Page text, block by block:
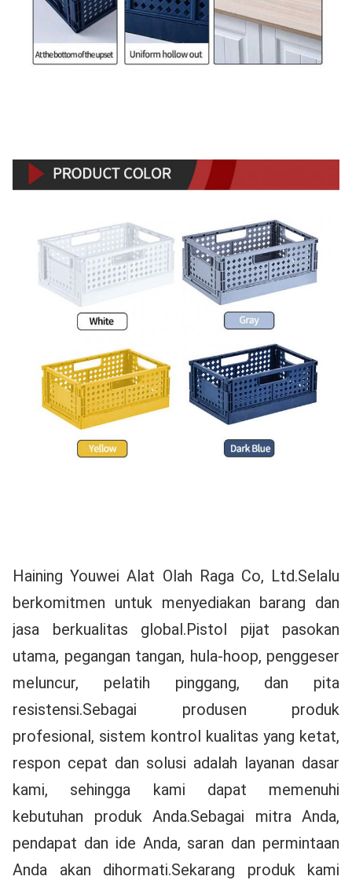
Haining Youwei Alat Olah Raga Co, Ltd.Selalu
berkomitmen untuk menyediakan barang dan
jasa berkualitas global.Pistol pijat pasokan
utama, pegangan tangan, hula-hoop, penggeser
meluncur, pelatih pinggang, dan pita
resistensi.Sebagai produsen produk
profesional, sistem kontrol kualitas yang ketat,
respon cepat dan solusi adalah layanan dasar
kami, sehingga kami dapat memenuhi
kebutuhan produk Anda.Sebagai mitra Anda,
pendapat dan ide Anda, saran dan permintaan
Anda akan dihormati.Sekarang produk kami